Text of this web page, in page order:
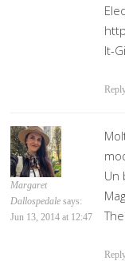
It-
Margaret
Dallospedale says:
Jun 13, 2014 at 12:47
Un